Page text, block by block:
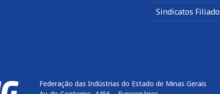
Sindicatos
Federação das Indústrias do Estado de Minas Gerais